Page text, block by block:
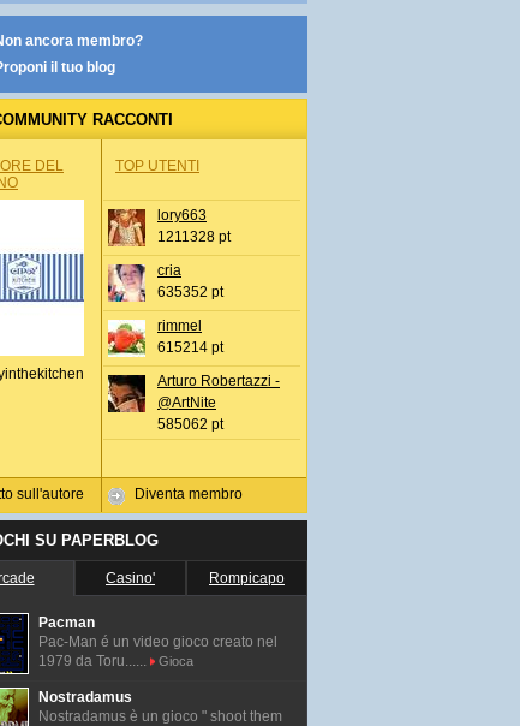
ancora membro?
il tuo blog
RACCONTI
DEL
sull'autore
TOP UTENTI
lory663
1211328 pt
cria
635352 pt
rimmel
615214 pt
Arturo Robertazzi -
@ArtNite
585062 pt
Diventa membro
SU PAPERBLOG
Casino' Rompicapo
Pacman
Pac-Man é un video gioco creato nel
1979 da Toru......
Gioca
Nostradamus
Nostradamus è un gioco " shoot them